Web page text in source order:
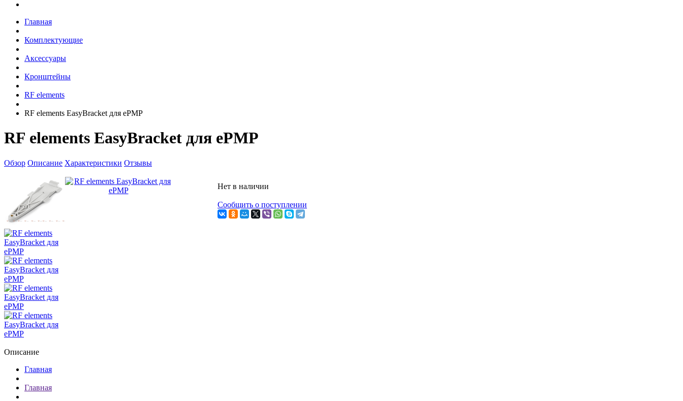
Главная
Комплектующие
Аксессуары
Кронштейны
RF elements
RF elements EasyBracket для ePMP
RF elements EasyBracket для ePMP
Обзор Описание Характеристики Отзывы
Нет в наличии
Сообщить о поступлении
Описание
Главная
Главная